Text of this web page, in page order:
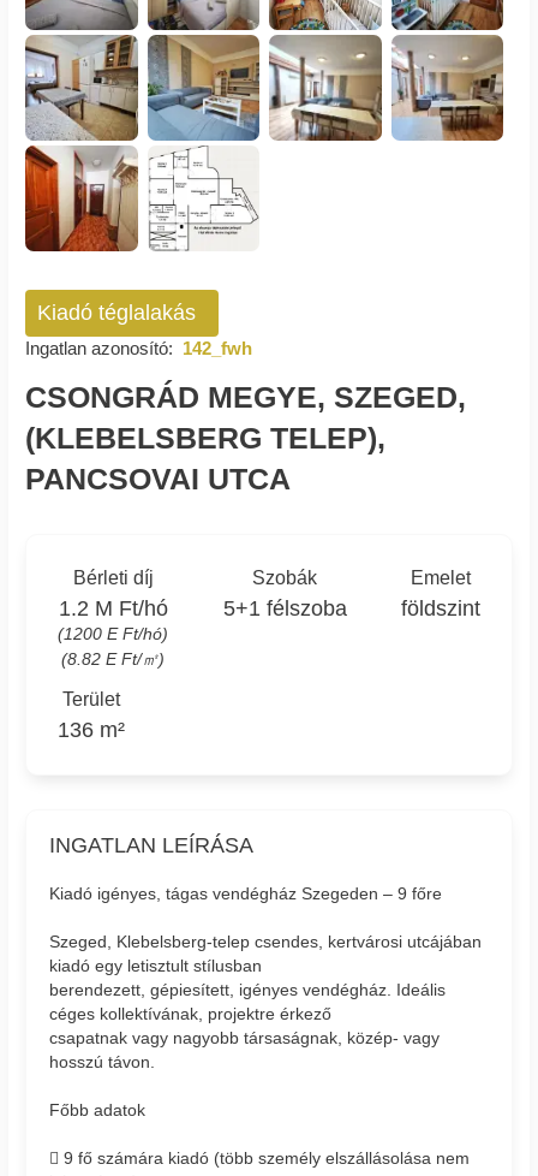
Kiadó téglalakás
Ingatlan azonosító: 142_fwh
CSONGRÁD MEGYE, SZEGED,
(KLEBELSBERG TELEP),
PANCSOVAI UTCA
Bérleti díj
1.2 M Ft/hó
(1200 E Ft/hó)
(8.82 E Ft/㎡)
Szobák
5+1 félszoba
Emelet
földszint
Terület
136 m²
INGATLAN LEÍRÁSA
Kiadó igényes, tágas vendégház Szegeden – 9 főre
Szeged, Klebelsberg-telep csendes, kertvárosi utcájában
kiadó egy letisztult stílusban
berendezett, gépiesített, igényes vendégház. Ideális
céges kollektívának, projektre érkező
csapatnak vagy nagyobb társaságnak, közép- vagy
hosszú távon.
Főbb adatok
 9 fő számára kiadó (több személy elszállásolása nem